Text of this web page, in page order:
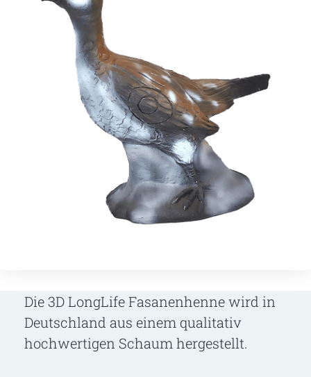
Die 3D LongLife Fasanenhenne wird in
Deutschland aus einem qualitativ
hochwertigen Schaum hergestellt.